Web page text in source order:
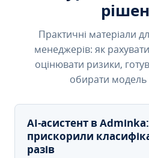
Практичні матеріали
менеджерів: як
оцінювати ризики,
обирати модель
AI-асистент в
прискорили
разів